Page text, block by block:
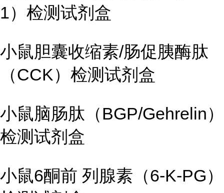
1）检测试剂盒
小鼠胆囊收缩素/肠促胰酶肽
（CCK）检测试剂盒
小鼠脑肠肽（BGP/Gehrelin）
检测试剂盒
小鼠6酮前 列腺素（6-K-PG）